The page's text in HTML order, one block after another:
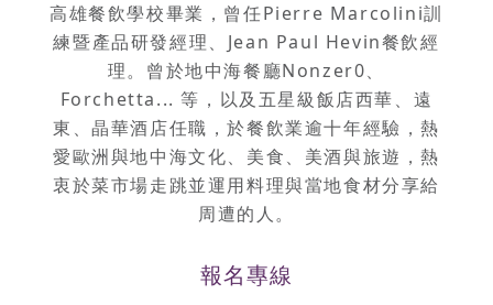
高雄餐飲學校畢業，曾任Pierre Marcolini訓
練暨產品研發經理、 Jean Paul Hevin餐飲經
理。曾於地中海餐廳Nonzer0、
Forchetta... 等，以及五星級飯店西華、遠
東、晶華酒店任職，於餐飲業逾十年經驗，熱
愛歐洲與地中海文化、美食、美酒與旅遊，熱
衷於菜市場走跳並運用料理與當地食材分享給
周遭的人。
報名專線